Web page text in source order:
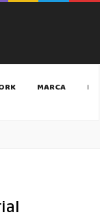
MARCA